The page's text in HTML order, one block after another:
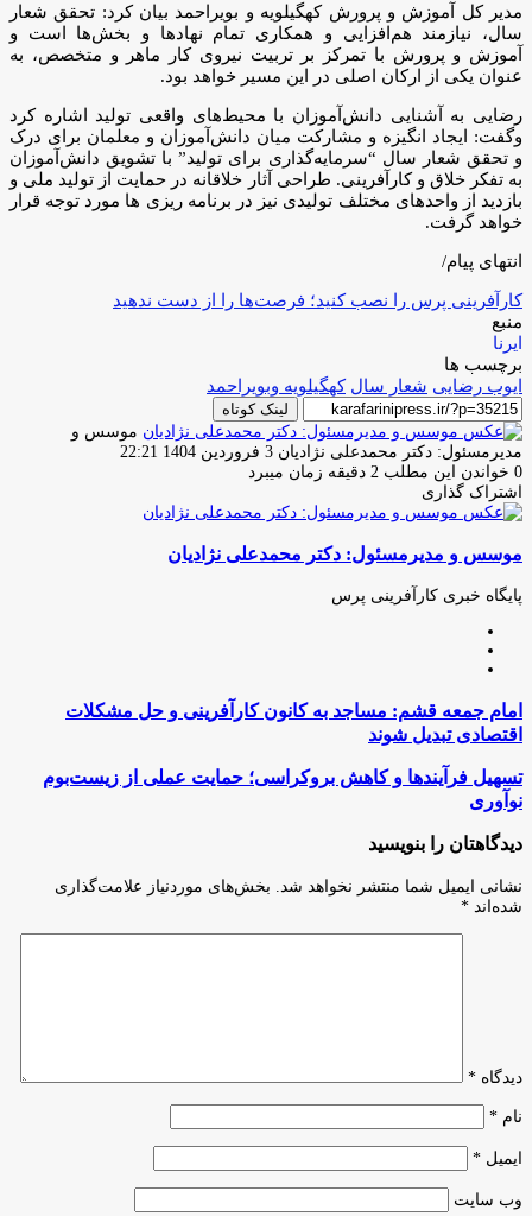
مدیر کل آموزش و پرورش کهگیلویه و بویراحمد بیان کرد: تحقق شعار
سال، نیازمند هم‌افزایی و همکاری تمام نهادها و بخش‌ها است و
آموزش و پرورش با تمرکز بر تربیت نیروی کار ماهر و متخصص، به
عنوان یکی از ارکان اصلی در این مسیر خواهد بود.
رضایی به آشنایی دانش‌آموزان با محیط‌های واقعی تولید اشاره کرد
وگفت: ایجاد انگیزه و مشارکت میان دانش‌آموزان و معلمان برای درک
و تحقق شعار سال “سرمایه‌گذاری برای تولید” با تشویق دانش‌آموزان
به تفکر خلاق و کارآفرینی. طراحی آثار خلاقانه در حمایت از تولید ملی و
بازدید از واحدهای مختلف تولیدی نیز در برنامه ریزی ها مورد توجه قرار
خواهد گرفت.
انتهای پیام/
کارآفرینی پرس را نصب کنید؛ فرصت‌ها را از دست ندهید
منبع
ایرنا
برچسب ها
ایوب رضایی شعار سال کهگیلویه وبویراحمد
لینک کوتاه
موسس و
مدیرمسئول: دکتر محمدعلی نژادیان ارسال
ایمیل
3 فروردین 1404 22:21
0 خواندن این مطلب 2 دقیقه زمان میبرد
اشتراک گذاری
فیس
توئیتر
لینکدین
واتس
تلگرام
اشتراک
از
ایمیل
چاپ
موسس و مدیرمسئول: دکتر محمدعلی نژادیان
پایگاه خبری کارآفرینی پرس
امام
جمعه
قشم:
مساجد
به
کانون
کارآفرینی
و
مشکلات
اقتصادی
امام جمعه قشم: مساجد به کانون کارآفرینی و حل مشکلات
اقتصادی تبدیل شوند
تسهیل
فرآیند‌ها
و
کاهش
بروکراسی؛
حمایت
عملی
از
زیست‌بوم
تسهیل فرآیند‌ها و کاهش بروکراسی؛ حمایت عملی از زیست‌بوم
نوآوری
دیدگاهتان را بنویسید
نشانی ایمیل شما منتشر نخواهد شد.
بخش‌های موردنیاز علامت‌گذاری
شده‌اند *
دیدگاه *
نام *
ایمیل *
وب‌ سایت